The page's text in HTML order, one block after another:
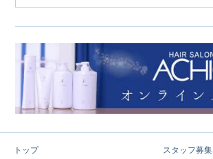
トップ スタッフ募集